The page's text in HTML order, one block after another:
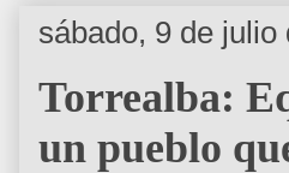
sábado, 9 de julio
Torrealba:
un pueblo